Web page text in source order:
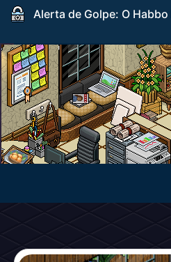
Alerta de Golpe: O